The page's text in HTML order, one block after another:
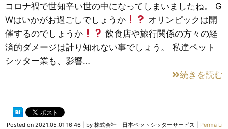
コロナ禍で世知辛い世の中になってしまいましたね。 G
Wはいかがお過ごしでしょうか
オリンピックは開
催するのでしょうか
飲食店や旅行関係の方々の経
済的ダメージは計り知れない事でしょう。 私達ペット
シッター業も、影響…
続きを読む
Posted on 2021.05.01 16:46 by 株式会社 日本ペットシッターサービス
Perma Li